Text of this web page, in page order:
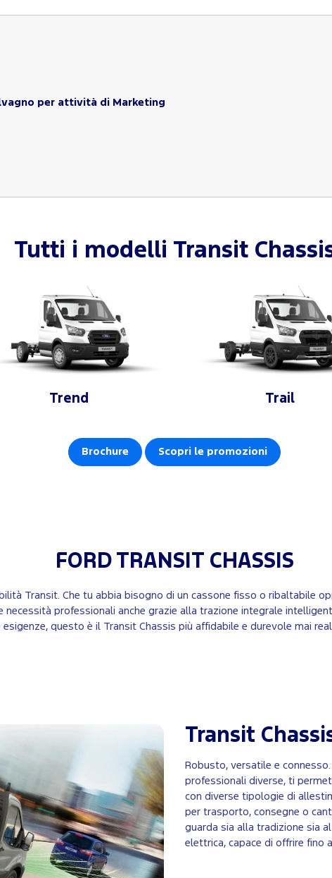
per attività di Marketing
Tutti i modelli Transit
Trend Trail
Brochure Scopri le promozioni
FORD TRANSIT CHASSIS
Transit. Che tu abbia bisogno di un cassone fisso o ribaltabile
professionali anche grazie alla trazione integrale
esigenze, questo è il Transit Chassis più affidabile e durevole mai
Transit
Robusto, versatile e
professionali diverse, ti
con diverse tipologie di
per trasporto, consegne o
guarda sia alla tradizione sia
elettrica, capace di offrire fino